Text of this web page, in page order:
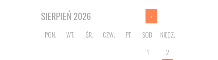
SIERPIEŃ 2026
PON. WT. ŚR. CZW. PT. SOB. NIEDZ.
1
2